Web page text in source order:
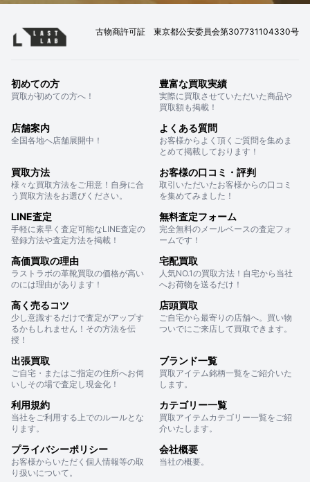
古物商許可証 東京都公安委員会第307731104330号
初めての方
買取が初めての方へ！
豊富な買取実績
実際に買取させていただいた商品や
買取額も掲載！
店舗案内
全国各地へ店舗展開中！
よくある質問
お客様からよく頂くご質問を集めま
とめて掲載しております！
買取方法
様々な買取方法をご用意！自身に合
う買取方法をお選びください。
お客様の口コミ・評判
取引いただいたお客様からの口コミ
を集めてみました！
LINE査定
手軽に素早く査定可能なLINE査定の
登録方法や査定方法を掲載！
無料査定フォーム
完全無料のメールベースの査定フォ
ームです！
高価買取の理由
ラストラボの革靴買取の価格が高い
のには理由があります！
宅配買取
人気NO.1の買取方法！自宅から当社
へお荷物を送るだけ！
高く売るコツ
少し意識するだけで査定がアップす
るかもしれません！その方法を伝
授！
店頭買取
ご自宅から最寄りの店舗へ。買い物
ついでにご来店して買取できます。
出張買取
ご自宅・またはご指定の住所へお伺
いしその場で査定し現金化！
ブランド一覧
買取アイテム銘柄一覧をご紹介いた
します。
利用規約
当社をご利用する上でのルールとな
ります。
カテゴリー一覧
買取アイテムカテゴリー一覧をご紹
介いたします。
プライバシーポリシー
お客様からいただく個人情報等の取
り扱いについて。
会社概要
当社の概要。